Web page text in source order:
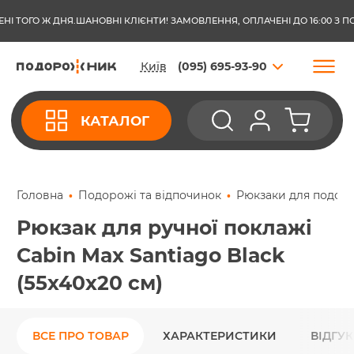
ШАНОВНІ КЛІЄНТИ! ЗАМОВЛЕННЯ, ОПЛАЧЕНІ ДО 16:00 З
Ж ДНЯ.
Київ (095) 695-93-90
КАТАЛОГ
Головна Подорожі та відпочинок Рюкзаки для
Рюкзак для ручної поклажі
Cabin Max Santiago Black
(55х40х20 см)
ВСЕ ПРО ТОВАР ХАРАКТЕРИСТИКИ